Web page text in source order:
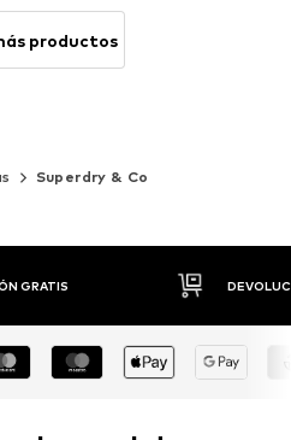
productos
Superdry & Co
HASTA 30 DÍAS